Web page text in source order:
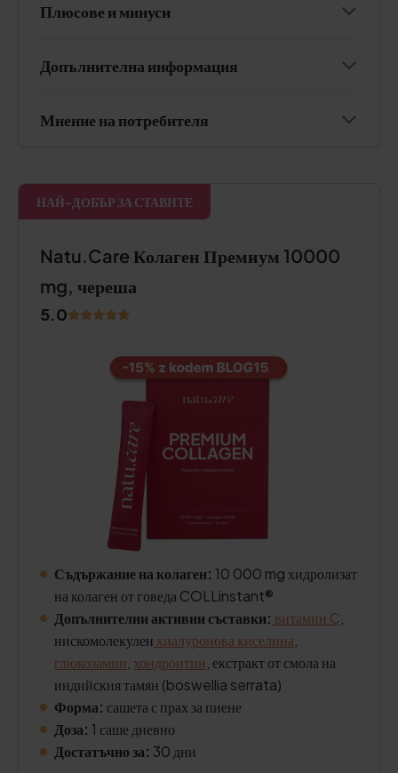
Плюсове и минуси
Допълнителна информация
Мнение на потребителя
НАЙ-ДОБЪР ЗА СТАВИТЕ
Natu.Care Колаген Премиум 10000
mg, череша
5.0
Съдържание на колаген: 10 000 mg хидролизат
на колаген от говеда COLLinstant®
Допълнителни активни съставки: витамин C
нискомолекулен хиалуронова киселина
глюкозамин хондроитин , екстракт от смола на
индийския тамян (boswellia serrata)
Форма: сашета с прах за пиене
Доза: 1 саше дневно
Достатъчно за: 30 дни